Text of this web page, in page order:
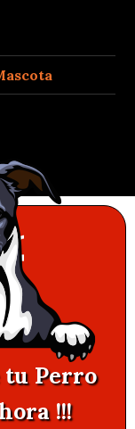
tu Perro
!!!